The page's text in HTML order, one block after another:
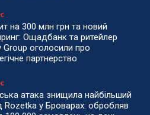
на 300 млн грн та новий
Ощадбанк та ритейлер
Group оголосили про
партнерство
атака знищила найбільший
Rozetka у Броварах: обробляв